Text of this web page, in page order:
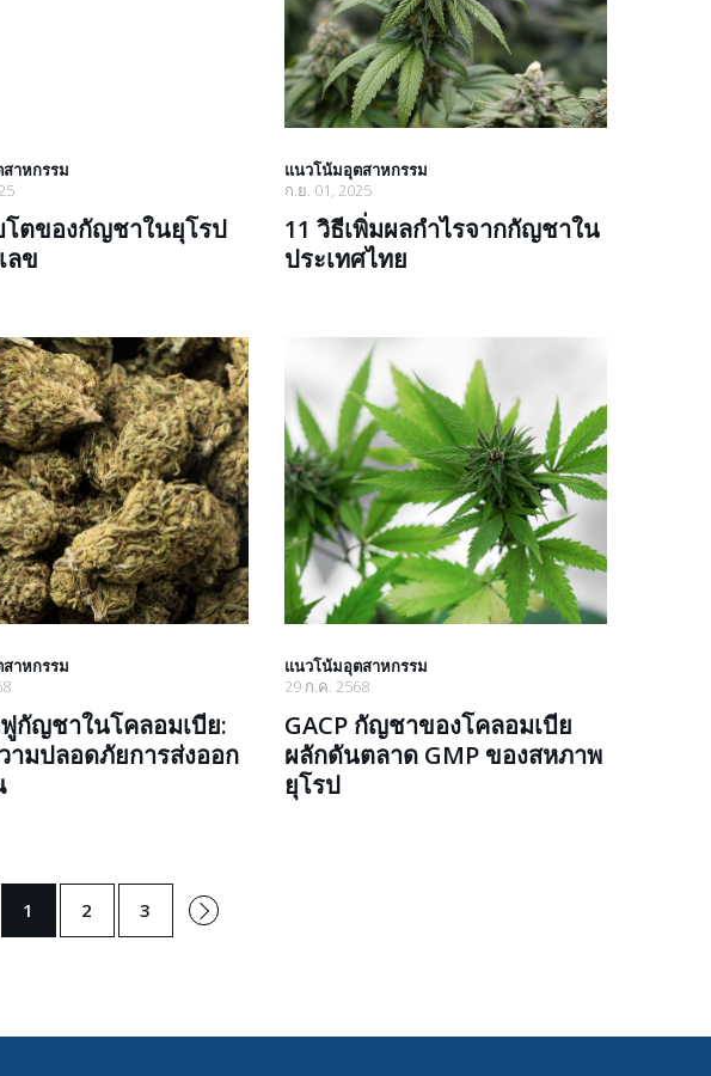
าหกรรม
โตของกัญชาในยุโรป
ลข
แนวโน้มอุตสาหกรรม
ก.ย. 01, 2025
11 วิธีเพิ่มผลกำไรจากกัญชาใน
ประเทศไทย
าหกรรม
กัญชาในโคลอมเบีย:
ามปลอดภัยการส่งออก
แนวโน้มอุตสาหกรรม
29 ก.ค. 2568
GACP กัญชาของโคลอมเบีย
ผลักดันตลาด GMP ของสหภาพ
ยุโรป
1 2 3 ถัดไป
→